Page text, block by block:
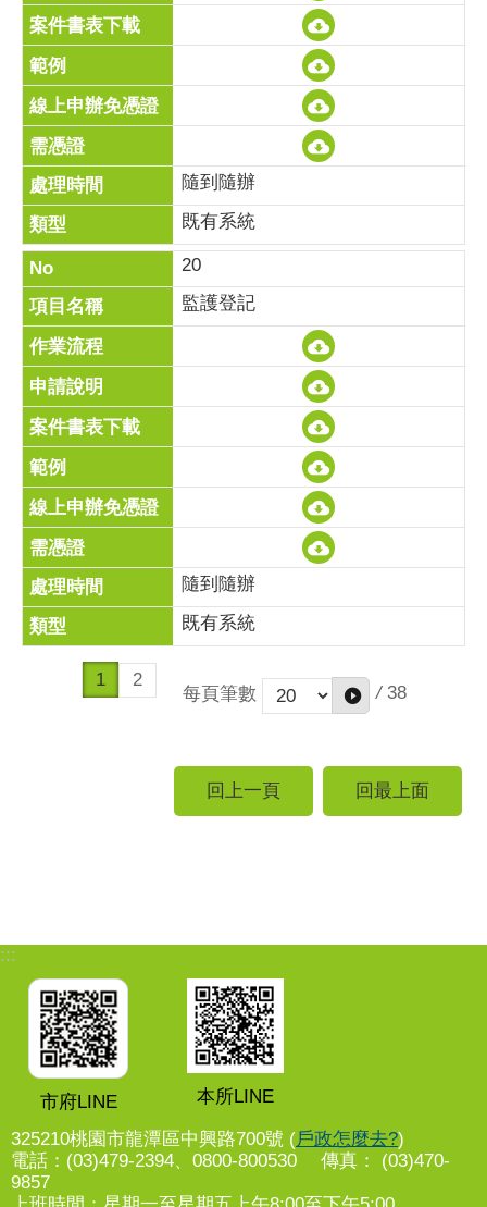
隨到隨辦
既有系統
20
監護登記
隨到隨辦
既有系統
1 2
每頁筆數 / 38
回上一頁 回最上面
:::
市府LINE 本所LINE
325210桃園市龍潭區中興路700號 (戶政怎麼去?)
電話：(03)479-2394、0800-800530 傳真： (03)470-
9857